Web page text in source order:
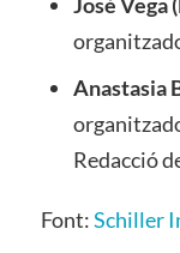
Anastasia
Redacció
Font:Schiller